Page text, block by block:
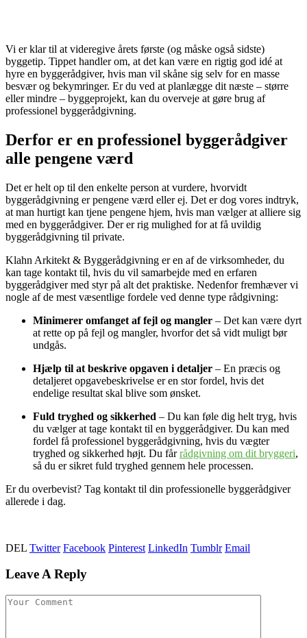
Vi er klar til at videregive årets første (og måske også sidste)
byggetip. Tippet handler om, at det kan være en rigtig god idé at
hyre en byggerådgiver, hvis man vil skåne sig selv for en masse
besvær og bekymringer. Er du ved at planlægge dit næste – større
eller mindre – byggeprojekt, kan du overveje at gøre brug af
professionel byggerådgivning.
Derfor er en professionel byggerådgiver
alle pengene værd
Det er helt op til den enkelte person at vurdere, hvorvidt
byggerådgivning er pengene værd eller ej. Det er dog vores indtryk,
at man hurtigt kan tjene pengene hjem, hvis man vælger at alliere sig
med en byggerådgiver. Der er rig mulighed for at få uvildig
byggerådgivning til private.
Klahn Arkitekt & Byggerådgivning er en af de virksomheder, du
kan tage kontakt til, hvis du vil samarbejde med en erfaren
byggerådgiver med styr på alt det praktiske. Nedenfor fremhæver vi
nogle af de mest væsentlige fordele ved denne type rådgivning:
Minimerer omfanget af fejl og mangler – Det kan være dyrt
at rette op på fejl og mangler, hvorfor det så vidt muligt bør
undgås.
Hjælp til at beskrive opgaven i detaljer – En præcis og
detaljeret opgavebeskrivelse er en stor fordel, hvis det
endelige resultat skal blive som ønsket.
Fuld tryghed og sikkerhed – Du kan føle dig helt tryg, hvis
du vælger at tage kontakt til en byggerådgiver. Du kan med
fordel få professionel byggerådgivning, hvis du vægter
tryghed og sikkerhed højt. Du fårrådgivning om dit bryggeri,
så du er sikret fuld tryghed gennem hele processen.
Er du overbevist? Tag kontakt til din professionelle byggerådgiver
allerede i dag.
DEL Twitter Facebook Pinterest LinkedIn Tumblr Email
Leave A Reply